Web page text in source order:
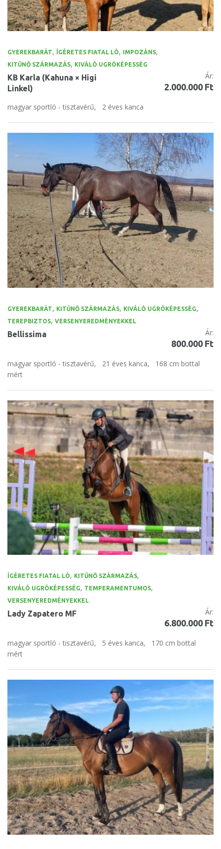
GYEREKBARÁT, ÍGÉRETES FIATAL LÓ, IMPOZÁNS,
KITŰNŐ SZÁRMAZÁS, KIVÁLÓ UGRÓKÉPESSÉG
KB Karla (Kahuna × Higi
Linkel)
Ár:
2.000.000 Ft
magyar sportló - tisztavérű, 2 éves kanca
GYEREKBARÁT, KITŰNŐ SZÁRMAZÁS, KIVÁLÓ UGRÓKÉPESSÉG,
TEREPBIZTOS, VERSENYEREDMÉNYEKKEL
Bellissima Ár:
800.000 Ft
magyar sportló - tisztavérű, 21 éves kanca,
168 cm bottal
mért
ÍGÉRETES FIATAL LÓ, KITŰNŐ SZÁRMAZÁS,
KIVÁLÓ UGRÓKÉPESSÉG, TEMPERAMENTUMOS,
VERSENYEREDMÉNYEKKEL
Lady Zapatero MF Ár:
6.800.000 Ft
magyar sportló - tisztavérű, 5 éves kanca,
170 cm bottal
mért